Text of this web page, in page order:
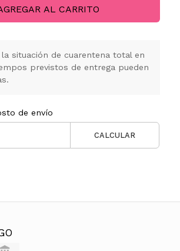
AL CARRITO
situación de cuarentena total en
previstos de entrega pueden
de envío
CALCULAR